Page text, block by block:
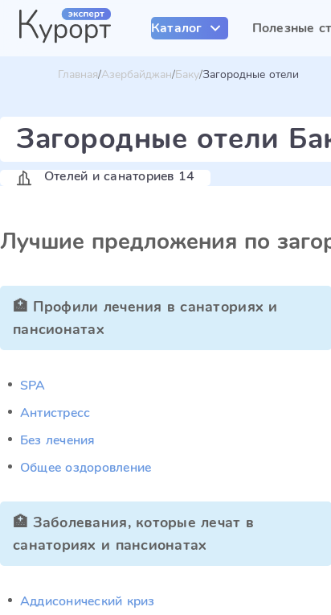
Каталог Полезные
Главная Азербайджан Баку Загородные отели
Загородные отели
Отелей и санаториев 14
Лучшие предложения по
🏥 Профили лечения в санаториях и
пансионатах
SPA
Антистресс
Без лечения
Общее оздоровление
🏥 Заболевания, которые лечат в
санаториях и пансионатах
Аддисонический криз